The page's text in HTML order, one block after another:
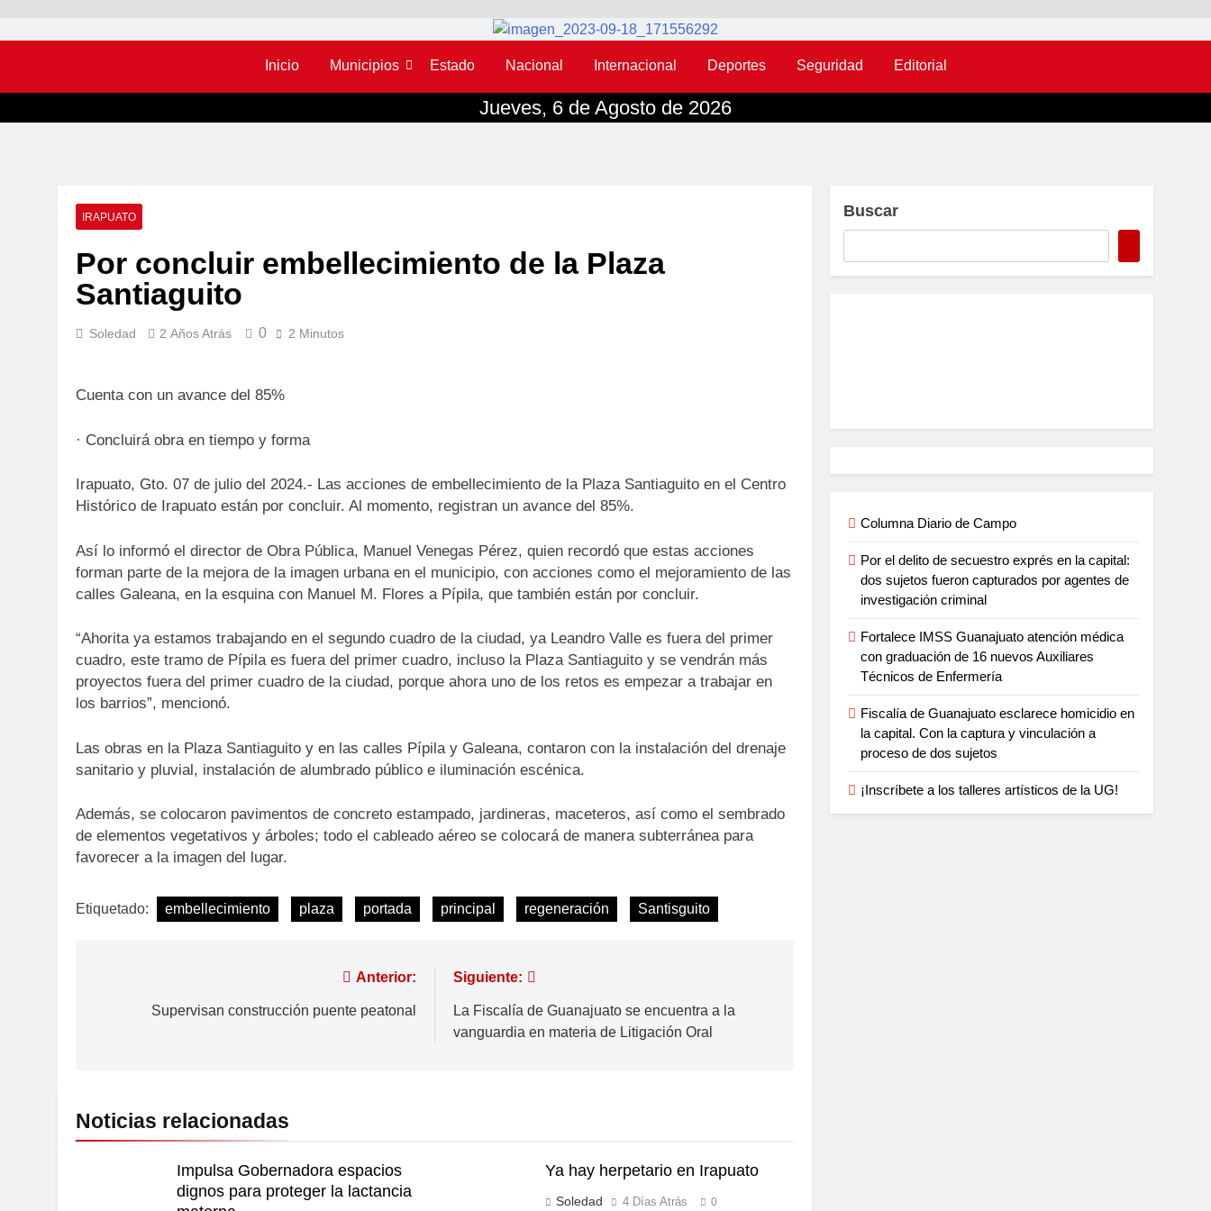
Inicio Municipios Estado Nacional Internacional Deportes Seguridad Editorial
Jueves, 6 de Agosto de 2026
IRAPUATO
Por concluir embellecimiento de la Plaza
Santiaguito
Soledad 2 Años Atrás 0 2 Minutos
Cuenta con un avance del 85%
· Concluirá obra en tiempo y forma
Irapuato, Gto. 07 de julio del 2024.- Las acciones de embellecimiento de la Plaza Santiaguito en el Centro
Histórico de Irapuato están por concluir. Al momento, registran un avance del 85%.
Así lo informó el director de Obra Pública, Manuel Venegas Pérez, quien recordó que estas acciones
forman parte de la mejora de la imagen urbana en el municipio, con acciones como el mejoramiento de las
calles Galeana, en la esquina con Manuel M. Flores a Pípila, que también están por concluir.
“Ahorita ya estamos trabajando en el segundo cuadro de la ciudad, ya Leandro Valle es fuera del primer
cuadro, este tramo de Pípila es fuera del primer cuadro, incluso la Plaza Santiaguito y se vendrán más
proyectos fuera del primer cuadro de la ciudad, porque ahora uno de los retos es empezar a trabajar en
los barrios”, mencionó.
Las obras en la Plaza Santiaguito y en las calles Pípila y Galeana, contaron con la instalación del drenaje
sanitario y pluvial, instalación de alumbrado público e iluminación escénica.
Además, se colocaron pavimentos de concreto estampado, jardineras, maceteros, así como el sembrado
de elementos vegetativos y árboles; todo el cableado aéreo se colocará de manera subterránea para
favorecer a la imagen del lugar.
Etiquetado: embellecimiento plaza portada principal regeneración Santisguito
Anterior:
Supervisan construcción puente peatonal
Siguiente:
La Fiscalía de Guanajuato se encuentra a la
vanguardia en materia de Litigación Oral
Noticias relacionadas
Impulsa Gobernadora espacios
dignos para proteger la lactancia
Ya hay herpetario en Irapuato
Soledad 4 Días Atrás 0
Buscar
Columna Diario de Campo
Por el delito de secuestro exprés en la capital:
dos sujetos fueron capturados por agentes de
investigación criminal
Fortalece IMSS Guanajuato atención médica
con graduación de 16 nuevos Auxiliares
Técnicos de Enfermería
Fiscalía de Guanajuato esclarece homicidio en
la capital. Con la captura y vinculación a
proceso de dos sujetos
¡Inscríbete a los talleres artísticos de la UG!